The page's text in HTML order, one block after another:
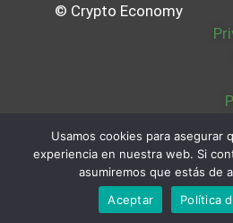
© Crypto Economy
Usamos cookies para asegurar
experiencia en nuestra web. Si
asumiremos que estás de
Aceptar
Política